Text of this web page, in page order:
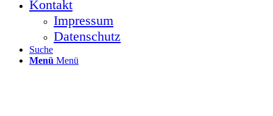
Kontakt
Impressum
Datenschutz
Suche
Menü Menü